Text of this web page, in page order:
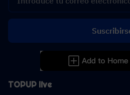
TOPUP live